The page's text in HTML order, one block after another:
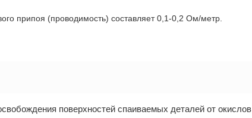
припоя (проводимость) составляет 0,1-0,2 Ом/метр.
поверхностей спаиваемых деталей от